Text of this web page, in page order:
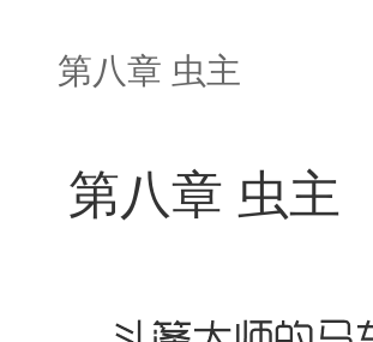
第八章 虫主
第八章 虫主